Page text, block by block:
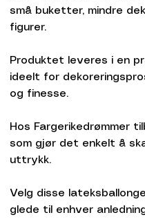
små buketter, mindre
figurer.
Produktet leveres i en
ideelt for
og finesse.
Hos Fargerikedrømmer
som gjør det enkelt å
uttrykk.
Velg disse
glede til enhver